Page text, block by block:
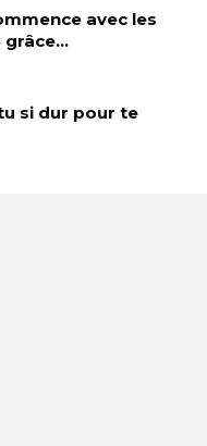
avec les
grâce…
si dur pour te